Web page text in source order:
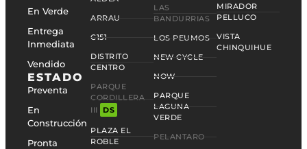
En Verde
Entrega
Inmediata
Vendido
ESTADO
Preventa
En
Construcción
Pronta
ARRAU
C151
DISTRITO
CENTRO
PARQUE
CORDILLERA
III
DS
PLAZA EL
ROBLE
LAS
BANDURRIAS
LOS PEUMOS
NEW CYCLE
NOW
PARQUE
LAGUNA
VERDE
PELANTARO
MIRADOR
PELLUCO
VISTA
CHINQUIHUE